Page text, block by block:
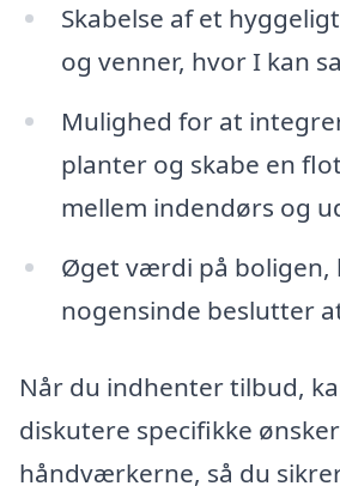
Skabelse af et
og venner, hvor I kan
Mulighed for at
planter og skabe en
mellem indendørs og
Øget værdi på boligen,
nogensinde beslutter
Når du indhenter tilbud,
diskutere specifikke
håndværkerne, så du